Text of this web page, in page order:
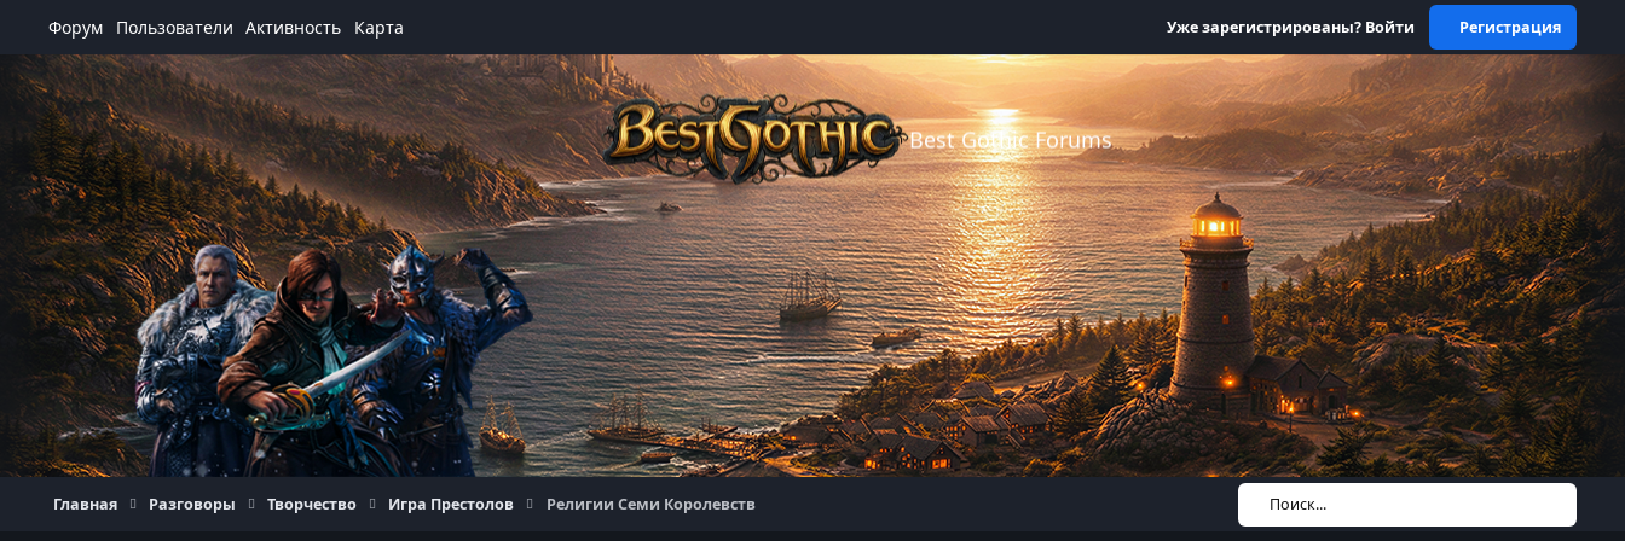
Форум Пользователи Активность Карта Уже зарегистрированы? Войти Регистрация
Best Gothic Forums
Главная Разговоры Творчество Игра Престолов Религии Семи Королевств Поиск...